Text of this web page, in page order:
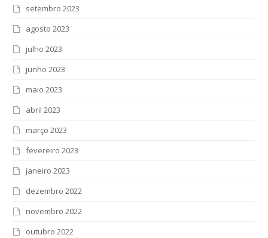
setembro 2023
agosto 2023
julho 2023
junho 2023
maio 2023
abril 2023
março 2023
fevereiro 2023
janeiro 2023
dezembro 2022
novembro 2022
outubro 2022